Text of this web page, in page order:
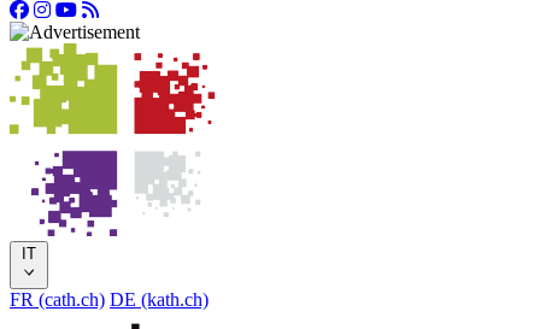
IT
FR (cath.ch) DE (kath.ch)